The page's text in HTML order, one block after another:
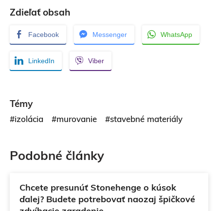
Zdieľať obsah
Facebook Messenger WhatsApp
LinkedIn Viber
Témy
#izolácia #murovanie #stavebné materiály
Podobné články
Materiály
Chcete presunúť Stonehenge o kúsok
ďalej? Budete potrebovať naozaj špičkové